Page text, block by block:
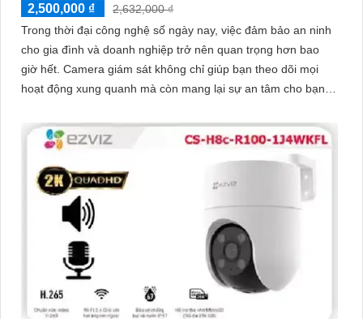
2,500,000 ₫
2,632,000 ₫
Trong thời đại công nghệ số ngày nay, việc đảm bảo an ninh
cho gia đình và doanh nghiệp trở nên quan trọng hơn bao
giờ hết. Camera giám sát không chỉ giúp bạn theo dõi mọi
hoạt động xung quanh mà còn mang lại sự an tâm cho bạn